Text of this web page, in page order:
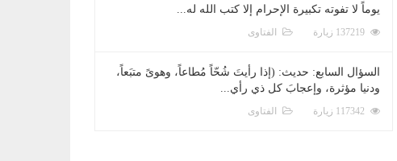
يوماً لا تفوته تكبيرة الإحرام إلا كتب الله له...
الفتاوى
السؤال السابع: حديث: (إذا رأيتَ شُحّاً مُطاعاً، وهوىً متبَعاً،
ودنيا مؤثرة، وإعجابَ كل ذي رأي...
الفتاوى